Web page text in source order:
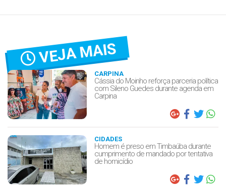
VEJA MAIS
CARPINA
Cássia do Moinho reforça parceria política
com Sileno Guedes durante agenda em
Carpina
CIDADES
Homem é preso em Timbaúba durante
cumprimento de mandado por tentativa
de homicídio